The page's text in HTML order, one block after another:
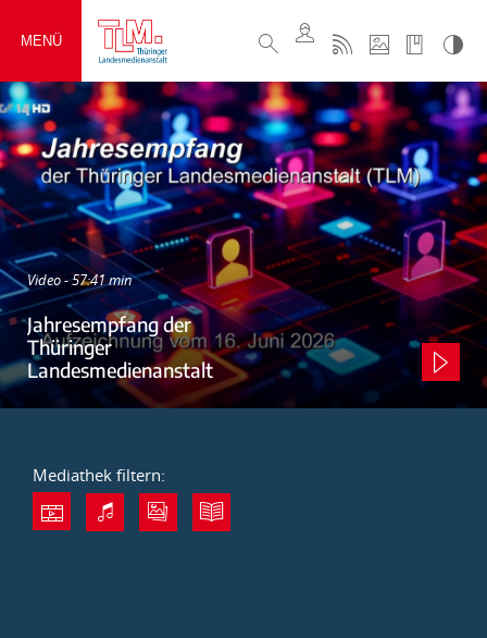
MENÜ
Video - 57:41 min
Jahresempfang der
Thüringer
Landesmedienanstalt
Mediathek filtern: